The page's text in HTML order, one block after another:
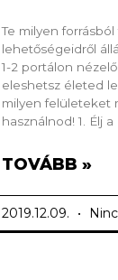
Te milyen
lehetőségeidről
1-2 portálon
eleshetsz életed
milyen felületeket
használnod! 1. Élj a
TOVÁBB »
2019.12.09.